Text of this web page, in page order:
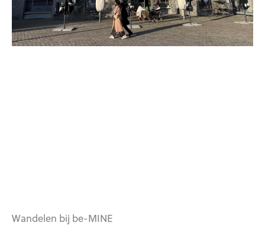
Wandelen bij be-MINE